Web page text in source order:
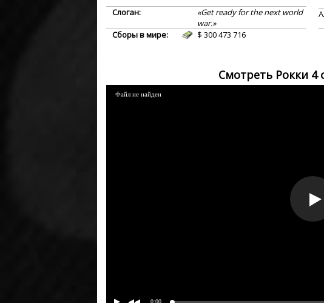
Слоган:
«Get ready for the next world
war.»
Сборы в мире:
$ 300 473 716
Смотреть Рокки 4
Файл не найден
0:00